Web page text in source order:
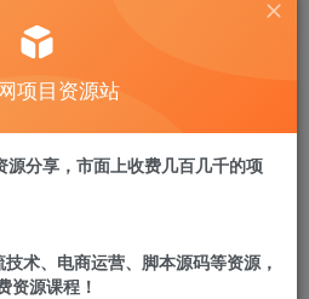
9.9
立即购买
项目资源站
分享，市面上收费几百几千的项
术、电商运营、脚本源码等资源，
资源课程！